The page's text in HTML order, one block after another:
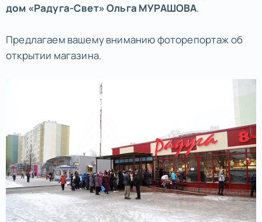
дом «Радуга-Свет»Ольга МУРАШОВА.
Предлагаем вашему вниманию фоторепортаж об
открытии магазина.